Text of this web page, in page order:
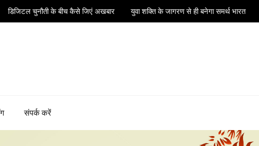
डिजिटल चुनौती के बीच कैसे जिएं अखबार युवा शक्ति के जागरण से ही बनेगा समर्थ भारत
संपर्क करें